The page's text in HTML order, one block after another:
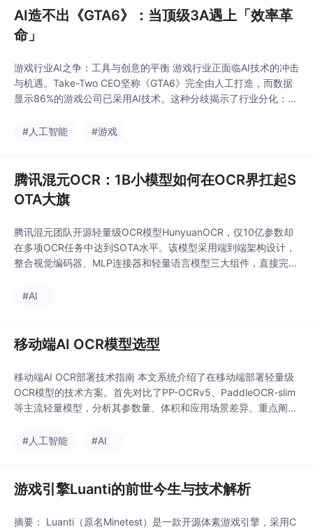
AI造不出《GTA6》：当顶级3A遇上「效率革
命」
游戏行业AI之争：工具与创意的平衡 游戏行业正面临AI技术的冲击
与机遇。Take-Two CEO坚称《GTA6》完全由人工打造，而数据
显示86%的游戏公司已采用AI技术。这种分歧揭示了行业分化：顶
队则依赖AI大幅提升效率，缩短开发周期。AI已能胜任美术生成、
#人工智能 #游戏
腾讯混元OCR：1B小模型如何在OCR界扛起S
OTA大旗
腾讯混元团队开源轻量级OCR模型HunyuanOCR，仅10亿参数却
在多项OCR任务中达到SOTA水平。该模型采用端到端架构设计，
整合视觉编码器、MLP连接器和轻量语言模型三大组件，直接完成
题。HunyuanOCR支持文字检测、复杂文档解析、字段信息抽
#AI
移动端AI OCR模型选型
移动端AI OCR部署技术指南 本文系统介绍了在移动端部署轻量级
OCR模型的技术方案。首先对比了PP-OCRv5、PaddleOCR-slim
等主流轻量模型，分析其参数量、体积和应用场景差异。重点阐述
提供优化建议。详细讲解了模型量化、知识蒸馏等关键优化技术，
#人工智能 #AI
游戏引擎Luanti的前世今生与技术解析
摘要： Luanti（原名Minetest）是一款开源体素游戏引擎，采用C